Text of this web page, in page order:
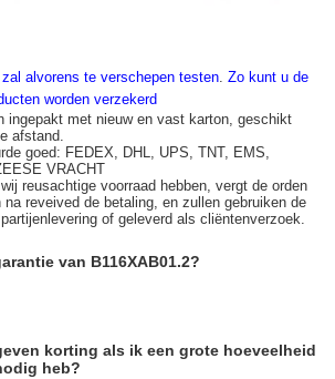
alvorens te verschepen testen. Zo kunt u de
worden verzekerd
ingepakt met nieuw en vast karton, geschikt
afstand.
goed: FEDEX, DHL, UPS, TNT, EMS,
VRACHT
reusachtige voorraad hebben, vergt de orden
reveived de betaling, en zullen gebruiken de
of geleverd als cliëntenverzoek.
van B116XAB01.2?
korting als ik een grote hoeveelheid
heb?